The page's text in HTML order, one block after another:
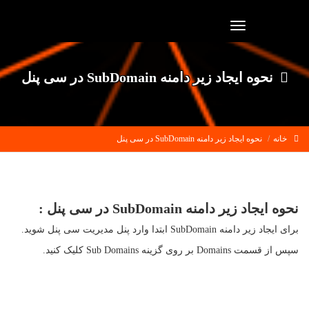
Toggle
navigation
نحوه ایجاد زیر دامنه SubDomain در سی پنل
خانه نحوه ایجاد زیر دامنه SubDomain در سی پنل
نحوه ایجاد زیر دامنه SubDomain در سی پنل :
برای ایجاد زیر دامنه SubDomain ابتدا وارد پنل مدیریت سی پنل شوید.
سپس از قسمت Domains بر روی گزینه Sub Domains کلیک کنید.